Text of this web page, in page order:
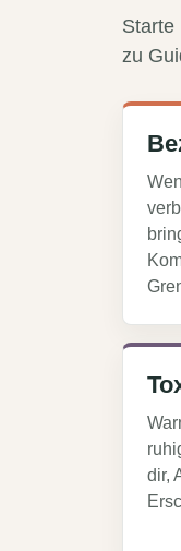
Starte
zu
dir,